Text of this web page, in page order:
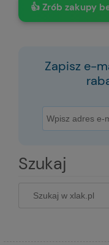
👍 Zrób zakupy
Zapisz e-
Szukaj